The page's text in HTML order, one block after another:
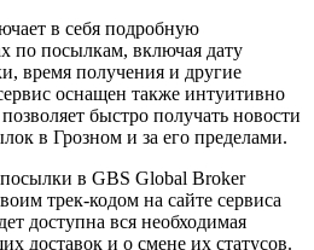
в себя подробную
по посылкам, включая дату
время получения и другие
оснащен также интуитивно
быстро получать новости
в Грозном и за его пределами.
в GBS Global Broker
трек-кодом на сайте сервиса
доступна вся необходимая
доставок и о смене их статусов.